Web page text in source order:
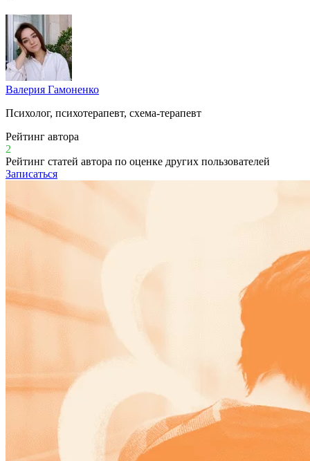
Валерия Гамоненко
Психолог, психотерапевт, схема-терапевт
Рейтинг автора
2
Рейтинг статей автора по оценке других пользователей
Записаться